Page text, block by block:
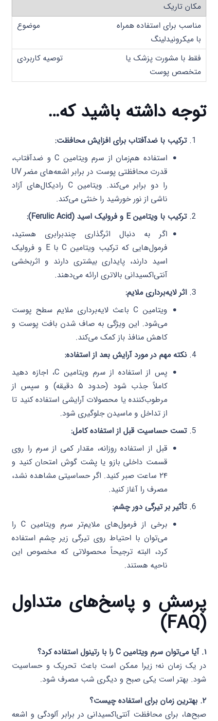
مکان تاریک
مناسب برای استفاده همراه
با میکرونیدلینگ
فقط با مشورت پزشک یا
متخصص پوست
توجه داشته باشید که…
ترکیب با ضدآفتاب برای افزایش محافظت:
استفاده هم‌زمان از سرم ویتامین C و ضدآفتاب،
قدرت محافظتی پوست در برابر اشعه‌های مضر UV
را دو برابر می‌کند. ویتامین C رادیکال‌های آزاد
ناشی از نور خورشید را خنثی می‌کند.
ترکیب با ویتامین E و فرولیک اسید (Ferulic Acid):
اگر به دنبال اثرگذاری چندبرابری هستید،
فرمول‌هایی که ترکیب ویتامین C با E و فرولیک
اسید دارند، پایداری بیشتری دارند و اثربخشی
آنتی‌اکسیدانی بالاتری ارائه می‌دهند.
اثر لایه‌برداری ملایم:
ویتامین C باعث لایه‌برداری ملایم سطح پوست
می‌شود. این ویژگی به صاف شدن بافت پوست و
کاهش منافذ باز کمک می‌کند.
نکته مهم در مورد آرایش بعد از استفاده:
پس از استفاده از سرم ویتامین C، اجازه دهید
کاملاً جذب شود (حدود ۵ دقیقه) و سپس از
مرطوب‌کننده یا محصولات آرایشی استفاده کنید تا
از تداخل و ماسیدن جلوگیری شود.
تست حساسیت قبل از استفاده کامل:
قبل از استفاده روزانه، مقدار کمی از سرم را روی
قسمت داخلی بازو یا پشت گوش امتحان کنید و
۲۴ ساعت صبر کنید. اگر حساسیتی مشاهده نشد،
مصرف را آغاز کنید.
تأثیر بر تیرگی دور چشم:
برخی از فرمول‌های ملایم‌تر سرم ویتامین C را
می‌توان با احتیاط روی تیرگی زیر چشم استفاده
کرد، البته ترجیحاً محصولاتی که مخصوص این
ناحیه هستند.
پرسش و پاسخ‌های متداول
(FAQ)
۱. آیا می‌توان سرم ویتامین C را با رتینول استفاده کرد؟
در یک زمان نه؛ زیرا ممکن است باعث تحریک و حساسیت
شود. بهتر است یکی صبح و دیگری شب مصرف شود.
۲. بهترین زمان برای استفاده چیست؟
صبح‌ها، برای محافظت آنتی‌اکسیدانی در برابر آلودگی و اشعه